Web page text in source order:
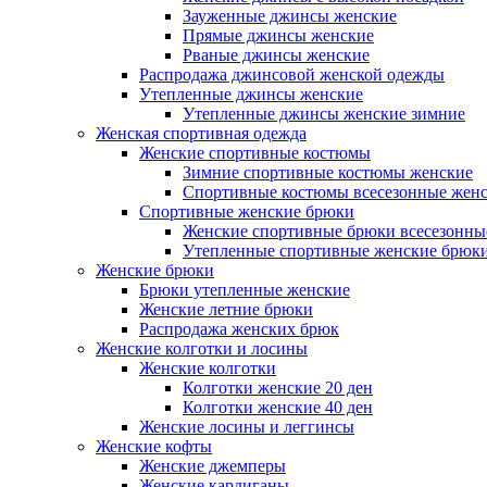
Зауженные джинсы женские
Прямые джинсы женские
Рваные джинсы женские
Распродажа джинсовой женской одежды
Утепленные джинсы женские
Утепленные джинсы женские зимние
Женская спортивная одежда
Женские спортивные костюмы
Зимние спортивные костюмы женские
Спортивные костюмы всесезонные
Спортивные женские брюки
Женские спортивные брюки
Утепленные спортивные женские
Женские брюки
Брюки утепленные женские
Женские летние брюки
Распродажа женских брюк
Женские колготки и лосины
Женские колготки
Колготки женские 20 ден
Колготки женские 40 ден
Женские лосины и леггинсы
Женские кофты
Женские джемперы